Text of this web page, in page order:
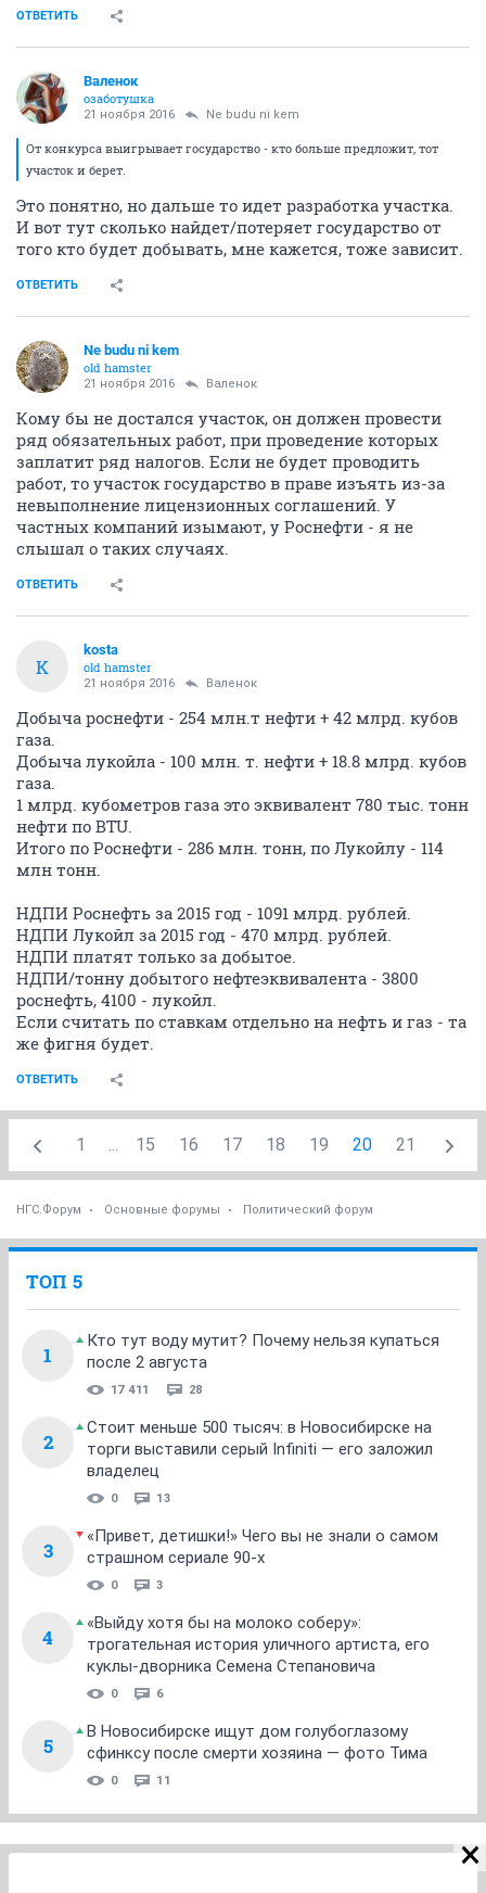
ОТВЕТИТЬ
Валенок
озаботушка
21 ноября 2016 Ne budu ni kem
От конкурса выигрывает государство - кто больше предложит, тот
участок и берет.
Это понятно, но дальше то идет разработка участка.
И вот тут сколько найдет/потеряет государство от
того кто будет добывать, мне кажется, тоже зависит.
ОТВЕТИТЬ
Ne budu ni kem
old hamster
21 ноября 2016 Валенок
Кому бы не достался участок, он должен провести
ряд обязательных работ, при проведение которых
заплатит ряд налогов. Если не будет проводить
работ, то участок государство в праве изъять из-за
невыполнение лицензионных соглашений. У
частных компаний изымают, у Роснефти - я не
слышал о таких случаях.
ОТВЕТИТЬ
K
kosta
old hamster
21 ноября 2016 Валенок
Добыча роснефти - 254 млн.т нефти + 42 млрд. кубов
газа.
Добыча лукойла - 100 млн. т. нефти + 18.8 млрд. кубов
газа.
1 млрд. кубометров газа это эквивалент 780 тыс. тонн
нефти по BTU.
Итого по Роснефти - 286 млн. тонн, по Лукойлу - 114
млн тонн.
НДПИ Роснефть за 2015 год - 1091 млрд. рублей.
НДПИ Лукойл за 2015 год - 470 млрд. рублей.
НДПИ платят только за добытое.
НДПИ/тонну добытого нефтеэквивалента - 3800
роснефть, 4100 - лукойл.
Если считать по ставкам отдельно на нефть и газ - та
же фигня будет.
ОТВЕТИТЬ
1 ... 15 16 17 18 19 20 21
НГС.Форум Основные форумы Политический форум
ТОП 5
1
Кто тут воду мутит? Почему нельзя купаться
после 2 августа
17 411 28
2
Стоит меньше 500 тысяч: в Новосибирске на
торги выставили серый Infiniti — его заложил
владелец
0 13
3
«Привет, детишки!» Чего вы не знали о самом
страшном сериале 90-х
0 3
4
«Выйду хотя бы на молоко соберу»:
трогательная история уличного артиста, его
куклы-дворника Семена Степановича
0 6
5
В Новосибирске ищут дом голубоглазому
сфинксу после смерти хозяина — фото Тима
0 11